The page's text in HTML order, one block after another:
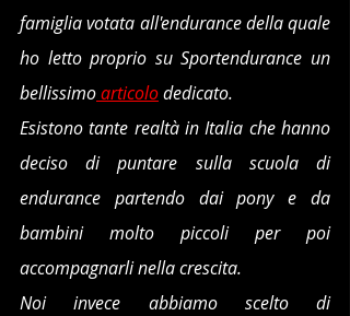
famiglia votata all'endurance della quale
ho letto proprio su Sportendurance un
bellissimo articolo dedicato.
Esistono tante realtà in Italia che hanno
deciso di puntare sulla scuola di
endurance partendo dai pony e da
bambini molto piccoli per poi
accompagnarli nella crescita.
Noi invece abbiamo scelto di